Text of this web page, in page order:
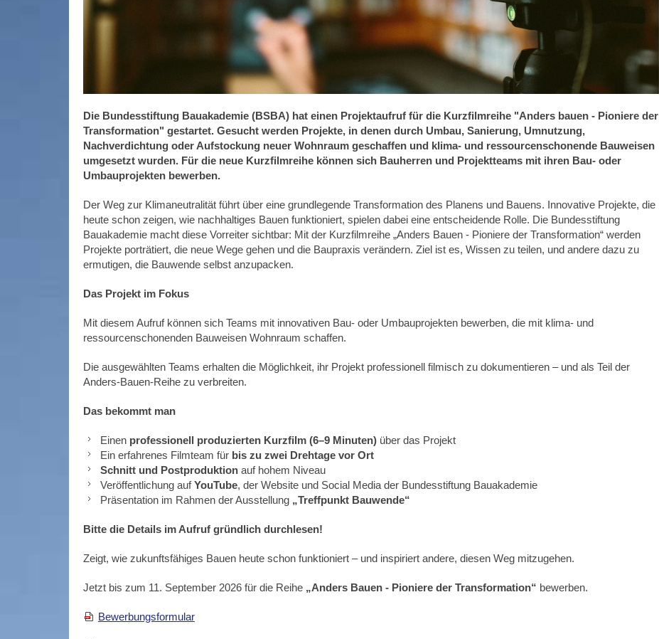
Die Bundesstiftung Bauakademie (BSBA) hat einen Projektaufruf für die Kurzfilmreihe "Anders bauen - Pioniere der
Transformation" gestartet. Gesucht werden Projekte, in denen durch Umbau, Sanierung, Umnutzung,
Nachverdichtung oder Aufstockung neuer Wohnraum geschaffen und klima- und ressourcenschonende Bauweisen
umgesetzt wurden. Für die neue Kurzfilmreihe können sich Bauherren und Projektteams mit ihren Bau- oder
Umbauprojekten bewerben.
Der Weg zur Klimaneutralität führt über eine grundlegende Transformation des Planens und Bauens. Innovative Projekte, die
heute schon zeigen, wie nachhaltiges Bauen funktioniert, spielen dabei eine entscheidende Rolle. Die Bundesstiftung
Bauakademie macht diese Vorreiter sichtbar: Mit der Kurzfilmreihe „Anders Bauen - Pioniere der Transformation“ werden
Projekte porträtiert, die neue Wege gehen und die Baupraxis verändern. Ziel ist es, Wissen zu teilen, und andere dazu zu
ermutigen, die Bauwende selbst anzupacken.
Das Projekt im Fokus
Mit diesem Aufruf können sich Teams mit innovativen Bau- oder Umbauprojekten bewerben, die mit klima- und
ressourcenschonenden Bauweisen Wohnraum schaffen.
Die ausgewählten Teams erhalten die Möglichkeit, ihr Projekt professionell filmisch zu dokumentieren – und als Teil der
Anders-Bauen-Reihe zu verbreiten.
Das bekommt man
Einen professionell produzierten Kurzfilm (6–9 Minuten) über das Projekt
Ein erfahrenes Filmteam für bis zu zwei Drehtage vor Ort
Schnitt und Postproduktion auf hohem Niveau
Veröffentlichung aufYouTube, der Website und Social Media der Bundesstiftung Bauakademie
Präsentation im Rahmen der Ausstellung „Treffpunkt Bauwende“
Bitte die Details im Aufruf gründlich durchlesen!
Zeigt, wie zukunftsfähiges Bauen heute schon funktioniert – und inspiriert andere, diesen Weg mitzugehen.
Jetzt bis zum 11. September 2026 für die Reihe „Anders Bauen - Pioniere der Transformation“ bewerben.
Bewerbungsformular